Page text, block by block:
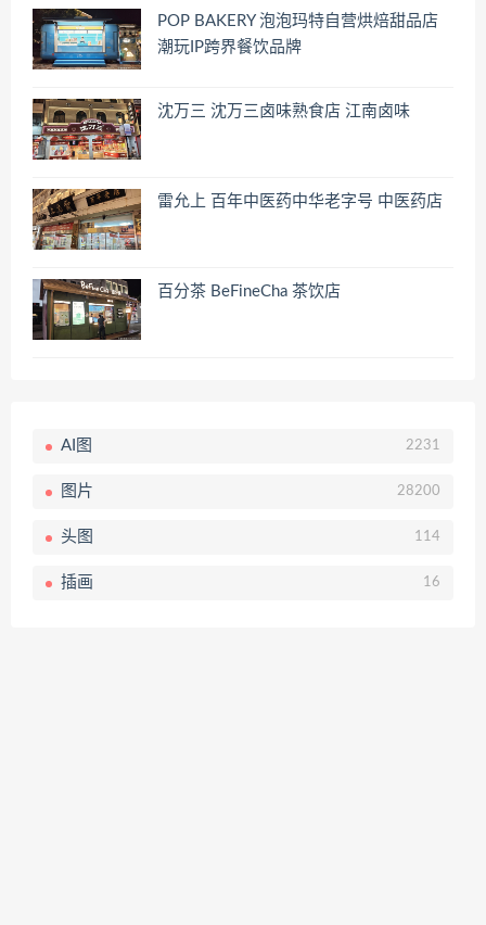
POP BAKERY 泡泡玛特自营烘焙甜品店
潮玩IP跨界餐饮品牌
沈万三 沈万三卤味熟食店 江南卤味
雷允上 百年中医药中华老字号 中医药店
百分茶 BeFineCha 茶饮店
AI图 2231
图片 28200
头图 114
插画 16